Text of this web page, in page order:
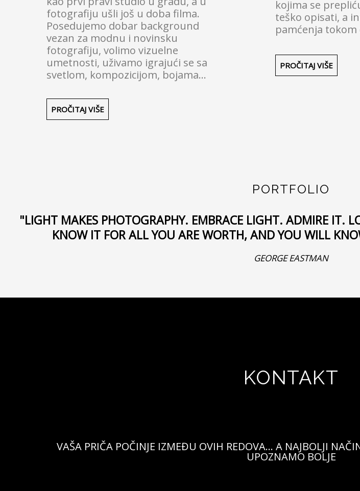
fotografiju ušli još u doba filma.
Posedujemo dobar background
vezan za modnu i novinsku
fotografiju, volimo vizuelne
umetnosti, uživamo igrajući se sa
svetlom, kompozicijom, bojama...
PROČITAJ VIŠE
kojima se
teško opisati, a
pamćenja tokom
PROČITAJ VIŠE
PORTFOLIO
"LIGHT MAKES PHOTOGRAPHY. EMBRACE LIGHT. ADMIRE IT.
KNOW IT FOR ALL YOU ARE WORTH, AND YOU WILL
GEORGE EASTMAN
KONTAKT
VAŠA PRIČA POČINJE IZMEĐU OVIH REDOVA… A NAJBOLJI
UPOZNAMO BOLJE